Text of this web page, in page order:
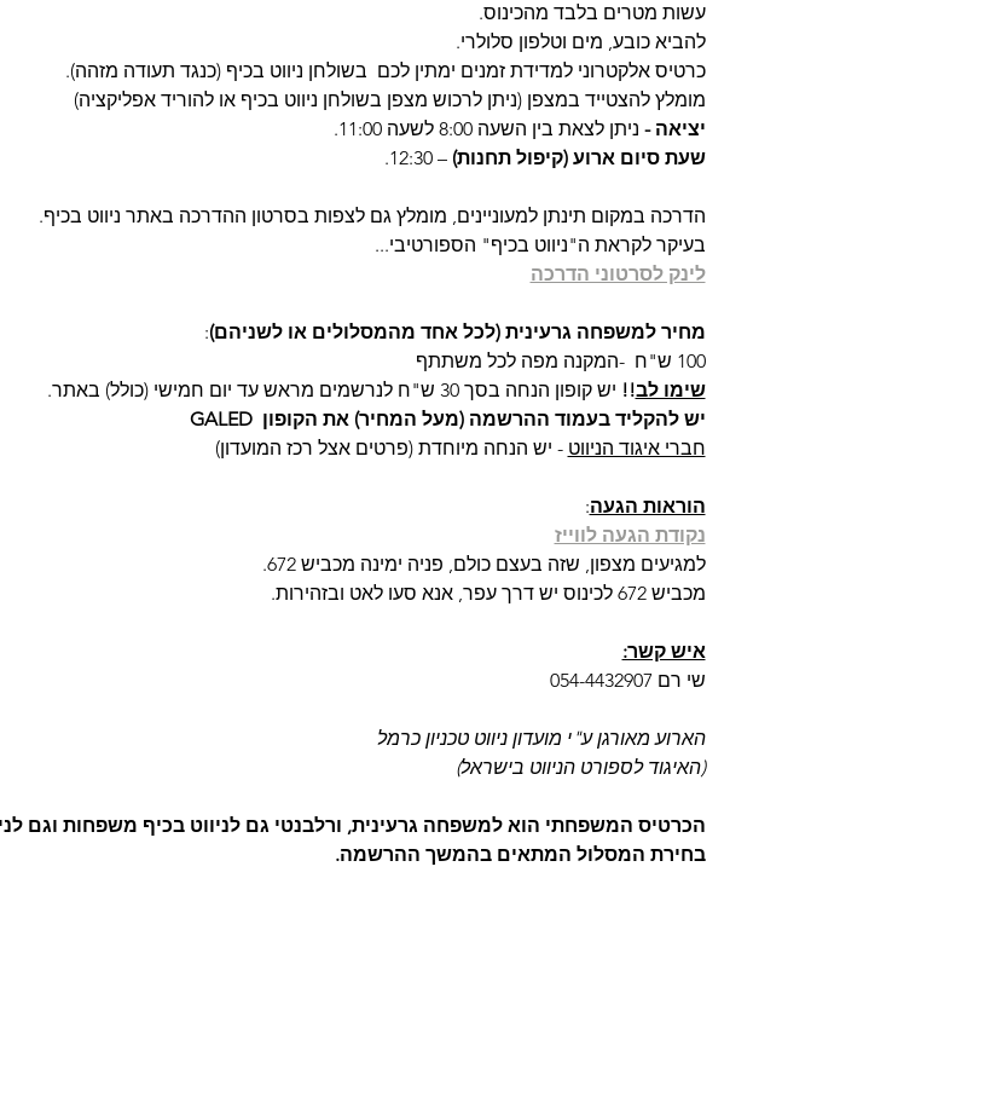
עשות מטרים בלבד מהכינוס.
להביא כובע, מים וטלפון סלולרי.
כרטיס אלקטרוני למדידת זמנים ימתין לכם  בשולחן ניווט בכיף (כנגד תעודה מזהה).
מומלץ להצטייד במצפן (ניתן לרכוש מצפן בשולחן ניווט בכיף או להוריד אפליקציה)
יציאה - ניתן לצאת בין השעה 8:00 לשעה 11:00.
שעת סיום ארוע (קיפול תחנות) – 12:30.
הדרכה במקום תינתן למעוניינים, מומלץ גם לצפות בסרטון ההדרכה באתר ניווט בכיף.
בעיקר לקראת ה"ניווט בכיף" הספורטיבי...
לינק לסרטוני הדרכה
מחיר למשפחה גרעינית (לכל אחד מהמסלולים או לשניהם):
100 ש"ח  -המקנה מפה לכל משתתף
שימו לב!! יש קופון הנחה בסך 30 ש"ח לנרשמים מראש עד יום חמישי (כולל) באתר.
יש להקליד בעמוד ההרשמה (מעל המחיר) את הקופון  GALED
חברי איגוד הניווט - יש הנחה מיוחדת (פרטים אצל רכז המועדון)
הוראות הגעה:
נקודת הגעה לווייז
למגיעים מצפון, שזה בעצם כולם, פניה ימינה מכביש 672.
מכביש 672 לכינוס יש דרך עפר, אנא סעו לאט ובזהירות.
איש קשר:
שי רם 054-4432907
הארוע מאורגן ע"י מועדון ניווט טכניון כרמל
(האיגוד לספורט הניווט בישראל)
הכרטיס המשפחתי הוא למשפחה גרעינית, ורלבנטי גם לניווט בכיף משפחות וגם
בחירת המסלול המתאים בהמשך ההרשמה.